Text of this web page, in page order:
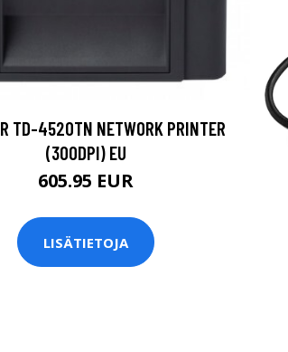
TD-4520TN NETWORK PRINTER
(300DPI) EU
605.95 EUR
LISÄTIETOJA